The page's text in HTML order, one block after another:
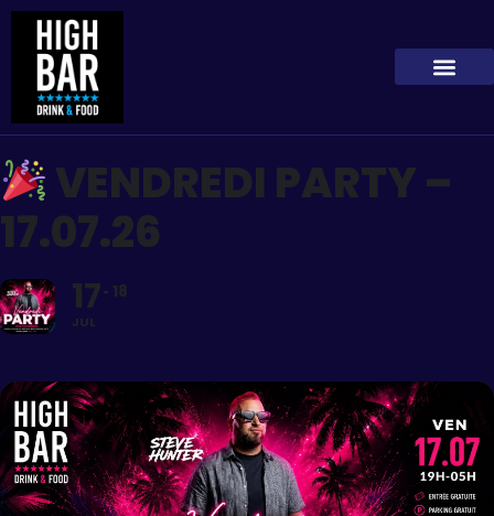
VENDREDI PARTY –
17.07.26
17
JUL
18